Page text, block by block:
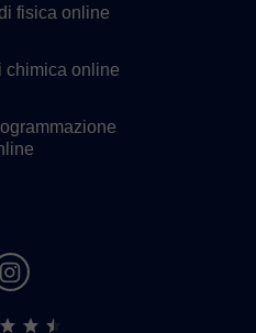
fisica online
chimica online